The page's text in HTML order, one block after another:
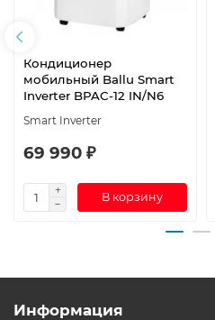
Кондиционер
мобильный Ballu Smart
Inverter BPAC-12 IN/N6
Smart Inverter
69 990 ₽
В корзину
Информация